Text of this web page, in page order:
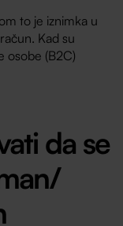
to je iznimka u
Kad su
osobe (B2C)
da se